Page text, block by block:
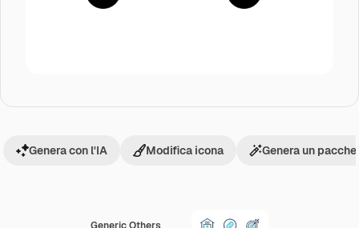
Genera con l'IA Modifica icona Genera un